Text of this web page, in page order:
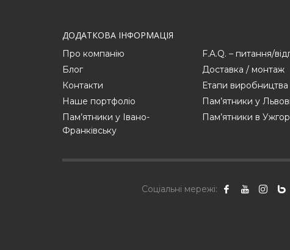
ДОДАТКОВА ІНФОРМАЦІЯ
Про компанію
F.A.Q. – питання/
Блог
Доставка / монтаж
Контакти
Етапи виробництва
Наше портфоліо
Пам’ятники у Львові
Пам’ятники у Івано-
Франківську
Пам’ятники в
Соціальні мережі: